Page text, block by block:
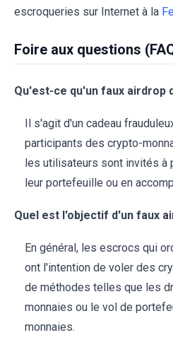
escroqueries sur Internet à la
Foire aux questions
Qu'est-ce qu'un faux airdrop
Il s'agit d'un cadeau
participants des crypto-
les utilisateurs sont invités à
leur portefeuille ou en
Quel est l'objectif d'un faux
En général, les escrocs qui
ont l'intention de voler des
de méthodes telles que les
monnaies ou le vol de
monnaies.